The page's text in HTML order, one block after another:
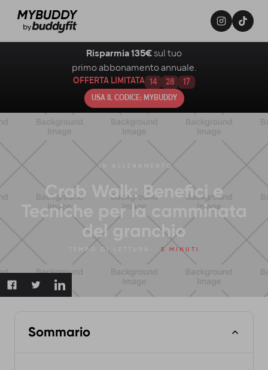
IN ALLENAMENTO
Crab Walk: Benefici e
Tecniche per la camminata
del granchio
TEMPO DI LETTURA: 5 MINUTI
Sommario
Risparmia 135€ sul tuo
primo abbonamento annuale.
OFFERTA LIMITATA 14 28 16
USA IL CODICE: MYBUDDY